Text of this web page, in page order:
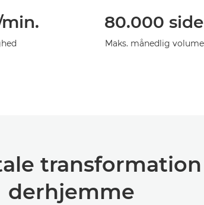
80.000
Maks. månedlig
derhjemme